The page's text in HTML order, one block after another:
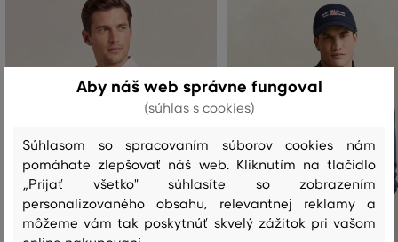
Aby náš web správne fungoval
(súhlas s cookies)
Súhlasom so spracovaním súborov cookies nám
pomáhate zlepšovať náš web. Kliknutím na tlačidlo
„Prijať všetko" súhlasíte so zobrazením
personalizovaného obsahu, relevantnej reklamy a
môžeme vám tak poskytnúť skvelý zážitok pri vašom